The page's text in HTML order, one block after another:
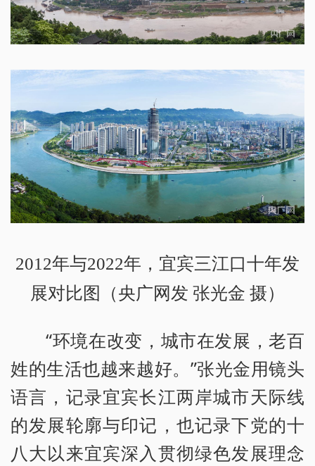
2012年与2022年，宜宾三江口十年发
展对比图（央广网发 张光金 摄）
“环境在改变，城市在发展，老百
姓的生活也越来越好。”张光金用镜头
语言，记录宜宾长江两岸城市天际线
的发展轮廓与印记，也记录下党的十
八大以来宜宾深入贯彻绿色发展理念